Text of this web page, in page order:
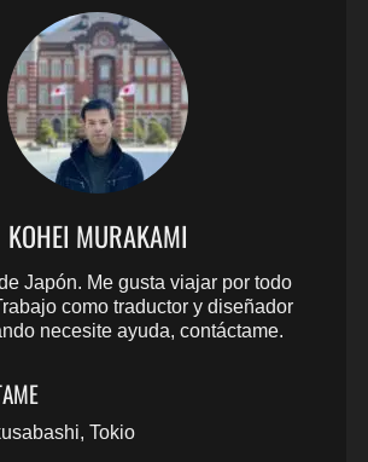
KOHEI MURAKAMI
Japón. Me gusta viajar por todo
como traductor y diseñador
necesite ayuda, contáctame.
Tokio